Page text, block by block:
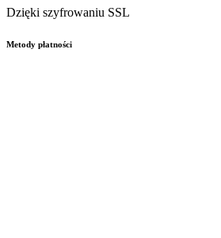
Dzięki szyfrowaniu SSL
Metody płatności